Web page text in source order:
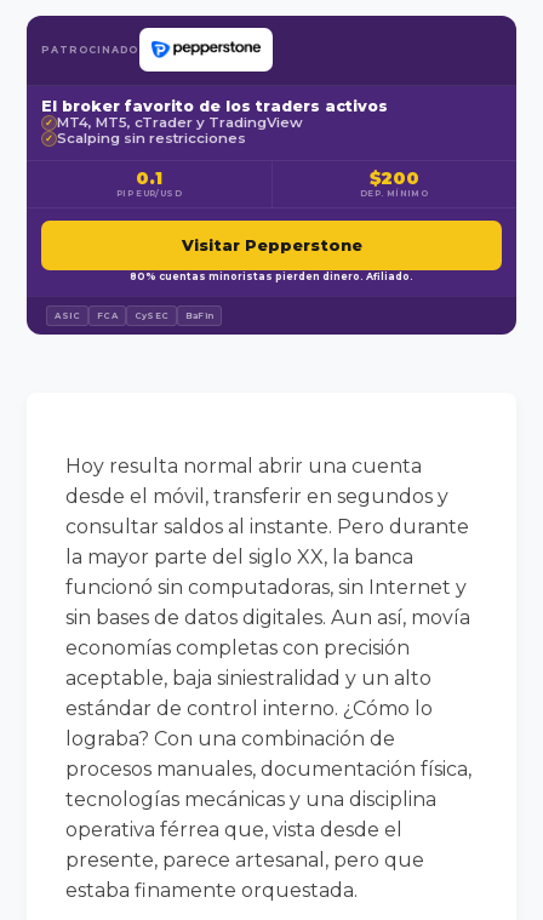
PATROCINADO
El broker favorito de los traders activos
✓ MT4, MT5, cTrader y TradingView
✓ Scalping sin restricciones
0.1
PIP EUR/USD
$200
DEP. MÍNIMO
Visitar Pepperstone
80% cuentas minoristas pierden dinero. Afiliado.
ASIC FCA CySEC BaFin
Hoy resulta normal abrir una cuenta
desde el móvil, transferir en segundos y
consultar saldos al instante. Pero durante
la mayor parte del siglo XX, la banca
funcionó sin computadoras, sin Internet y
sin bases de datos digitales. Aun así, movía
economías completas con precisión
aceptable, baja siniestralidad y un alto
estándar de control interno. ¿Cómo lo
lograba? Con una combinación de
procesos manuales, documentación física,
tecnologías mecánicas y una disciplina
operativa férrea que, vista desde el
presente, parece artesanal, pero que
estaba finamente orquestada.